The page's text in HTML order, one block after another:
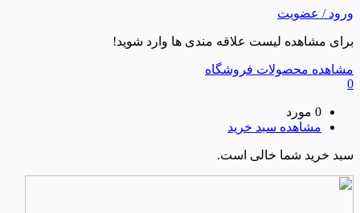
ورود / عضویت
برای مشاهده لیست علاقه مندی ها وارد شوید!
مشاهده محصولات فروشگاه
0
0 مورد
مشاهده سبد خرید
سبد خرید شما خالی است.